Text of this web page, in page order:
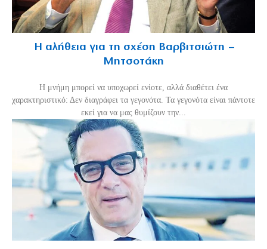
Η αλήθεια για τη σχέση Βαρβιτσιώτη –
Μητσοτάκη
H μνήμη μπορεί να υποχωρεί ενίοτε, αλλά διαθέτει ένα
χαρακτηριστικό: Δεν διαγράφει τα γεγονότα. Τα γεγονότα είναι πάντοτε
εκεί για να μας θυμίζουν την...